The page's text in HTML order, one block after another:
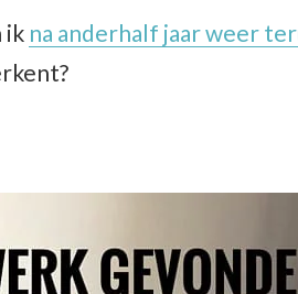
ik na anderhalf jaar weer